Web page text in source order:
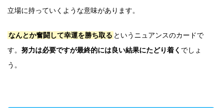
立場に持っていくような意味があります。
なんとか奮闘して幸運を勝ち取る というニュアンスのカードで
す。努力は必要ですが最終的には良い結果にたどり着く でしょ
う。